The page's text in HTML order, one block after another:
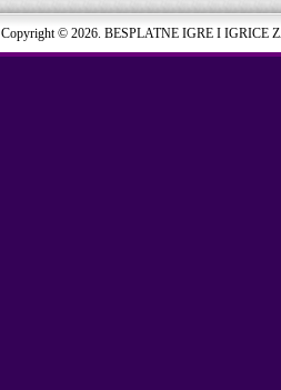
Copyright © 2026. BESPLATNE IGRE I IGRICE